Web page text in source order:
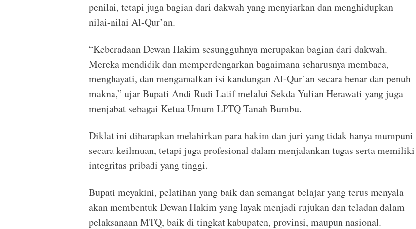
penilai, tetapi juga bagian dari dakwah yang menyiarkan dan menghidupkan
nilai-nilai Al-Qur’an.
“Keberadaan Dewan Hakim sesungguhnya merupakan bagian dari dakwah.
Mereka mendidik dan memperdengarkan bagaimana seharusnya membaca,
menghayati, dan mengamalkan isi kandungan Al-Qur’an secara benar dan penuh
makna,” ujar Bupati Andi Rudi Latif melalui Sekda Yulian Herawati yang juga
menjabat sebagai Ketua Umum LPTQ Tanah Bumbu.
Diklat ini diharapkan melahirkan para hakim dan juri yang tidak hanya mumpuni
secara keilmuan, tetapi juga profesional dalam menjalankan tugas serta memiliki
integritas pribadi yang tinggi.
Bupati meyakini, pelatihan yang baik dan semangat belajar yang terus menyala
akan membentuk Dewan Hakim yang layak menjadi rujukan dan teladan dalam
pelaksanaan MTQ, baik di tingkat kabupaten, provinsi, maupun nasional.